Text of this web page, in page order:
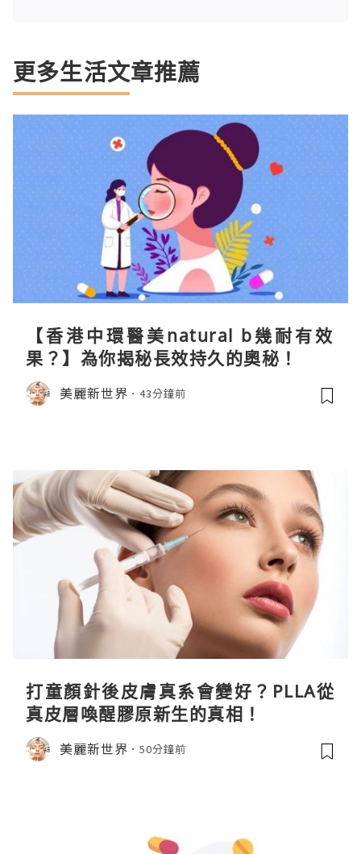
更多生活文章推薦
【香港中環醫美natural b幾耐有效
果？】為你揭秘長效持久的奧秘！
美麗新世界 43分鐘前
打童顏針後皮膚真系會變好？PLLA從
真皮層喚醒膠原新生的真相！
美麗新世界 50分鐘前